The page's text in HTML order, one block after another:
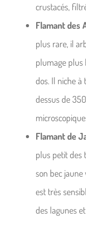
crustacés,
Flamant des
plus rare, il
plumage plus
dos. Il niche
dessus de
Flamant de
plus petit des
son bec
est très
des lagunes